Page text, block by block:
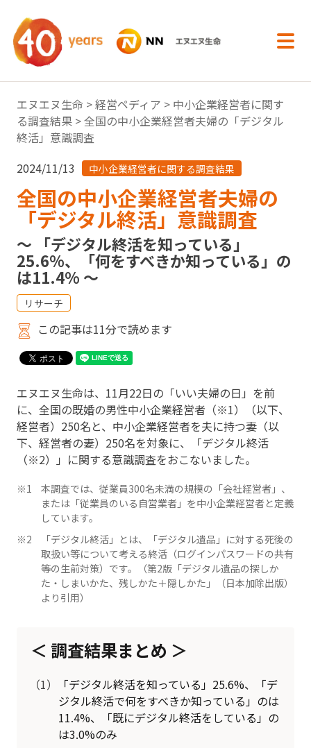
エヌエヌ生命 >経営ペディア > 中小企業経営者に関す
る調査結果 > 全国の中小企業経営者夫婦の「デジタル
終活」意識調査
2024/11/13
中小企業経営者に関する調査結果
全国の中小企業経営者夫婦の
「デジタル終活」意識調査
～ 「デジタル終活を知っている」
25.6%、「何をすべきか知っている」の
は11.4% ～
リサーチ
この記事は11分で読めます
エヌエヌ生命は、11月22日の「いい夫婦の日」を前
に、全国の既婚の男性中小企業経営者（※1）（以下、
経営者）250名と、中小企業経営者を夫に持つ妻（以
下、経営者の妻）250名を対象に、「デジタル終活
（※2）」に関する意識調査をおこないました。
本調査では、従業員300名未満の規模の「会社経営者」、
または「従業員のいる自営業者」を中小企業経営者と定義
しています。
「デジタル終活」とは、「デジタル遺品」に対する死後の
取扱い等について考える終活（ログインパスワードの共有
等の生前対策）です。（第2版「デジタル遺品の探しか
た・しまいかた、残しかた＋隠しかた」（日本加除出版）
より引用）
調査結果まとめ
（1）
「デジタル終活を知っている」25.6%、「デ
ジタル終活で何をすべきか知っている」のは
11.4%、「既にデジタル終活をしている」の
は3.0%のみ